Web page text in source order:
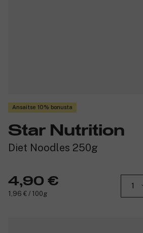
Ansaitse 10% bonusta
Star Nutrition
Diet Noodles 250g
4,90 €
1,96 € / 100g